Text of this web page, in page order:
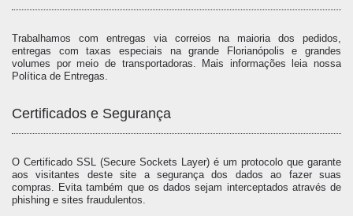
Trabalhamos com entregas via correios na maioria dos pedidos,
entregas com taxas especiais na grande Florianópolis e grandes
volumes por meio de transportadoras. Mais informações leia nossa
Política de Entregas.
Certificados e Segurança
O Certificado SSL (Secure Sockets Layer) é um protocolo que garante
aos visitantes deste site a segurança dos dados ao fazer suas
compras. Evita também que os dados sejam interceptados através de
phishing e sites fraudulentos.